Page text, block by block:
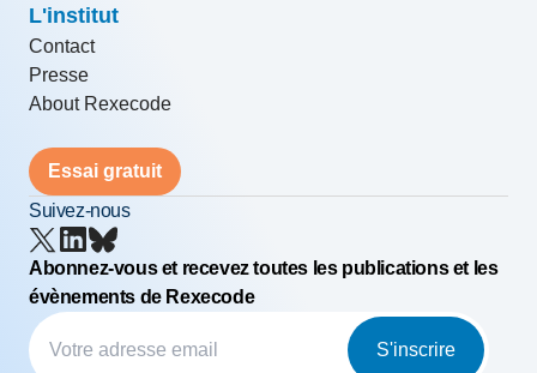
L'institut
Contact
Presse
About Rexecode
Essai gratuit
Suivez-nous
Abonnez-vous et recevez toutes les publications et les
évènements de Rexecode
S'inscrire